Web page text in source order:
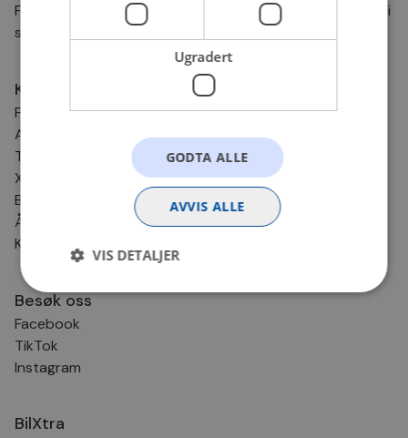
For andre henvendelser kontakt oss gjerne på e-post. Vi
svarer så fort vi kan!
Kundesenter
Frakt og levering
Angrerett og retur
Tips & Råd
Xtra-service
BilXtra Kundeklubb
Åpenhetsloven
Klikk & Hent
Besøk oss
Facebook
TikTok
Instagram
BilXtra
Ugradert
GODTA ALLE
AVVIS ALLE
VIS DETALJER